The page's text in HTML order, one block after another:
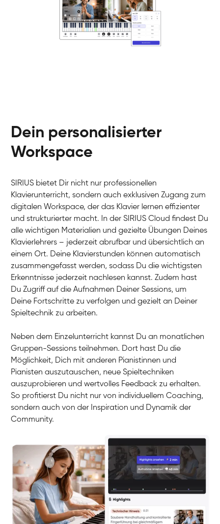
Klavier / Piano / Flügel
Klavier / Piano / Flügel
Klavier / Piano / Flügel
Klavier / Piano / Flügel
Hannes
Klavier / Piano / Flügel
Klavier / Piano / Flügel
Yuna
Klavier / Piano / Flügel
Camilla
Klavier / Piano / Flügel
Negin
Klavier / Piano / Flügel
Katarzyna
Dein personalisierter
Workspace
SIRIUS bietet Dir nicht nur professionellen
Klavierunterricht, sondern auch exklusiven Zugang zum
digitalen Workspace, der das Klavier lernen effizienter
und strukturierter macht. In der SIRIUS Cloud findest Du
alle wichtigen Materialien und gezielte Übungen Deines
Klavierlehrers – jederzeit abrufbar und übersichtlich an
einem Ort. Deine Klavierstunden können automatisch
zusammengefasst werden, sodass Du die wichtigsten
Erkenntnisse jederzeit nachlesen kannst. Zudem hast
Du Zugriff auf die Aufnahmen Deiner Sessions, um
Deine Fortschritte zu verfolgen und gezielt an Deiner
Spieltechnik zu arbeiten.
Neben dem Einzelunterricht kannst Du an monatlichen
Gruppen-Sessions teilnehmen. Dort hast Du die
Möglichkeit, Dich mit anderen Pianistinnen und
Pianisten auszutauschen, neue Spieltechniken
auszuprobieren und wertvolles Feedback zu erhalten.
So profitierst Du nicht nur von individuellem Coaching,
sondern auch von der Inspiration und Dynamik der
Community.